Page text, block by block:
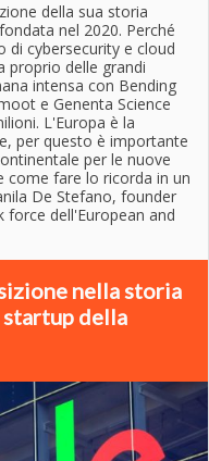
della sua storia
nel 2020. Perché
di cybersecurity e cloud
proprio delle grandi
intensa con Bending
e Genenta Science
L'Europa è la
per questo è importante
per le nuove
come fare lo ricorda in un
De Stefano, founder
dell'European and
nella storia
della